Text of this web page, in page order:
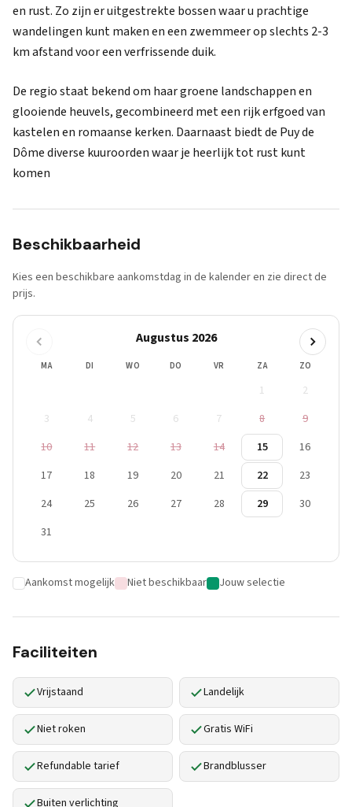
en rust. Zo zijn er uitgestrekte bossen waar u prachtige
wandelingen kunt maken en een zwemmeer op slechts 2-3
km afstand voor een verfrissende duik.
De regio staat bekend om haar groene landschappen en
glooiende heuvels, gecombineerd met een rijk erfgoed van
kastelen en romaanse kerken. Daarnaast biedt de Puy de
Dôme diverse kuuroorden waar je heerlijk tot rust kunt
komen
Beschikbaarheid
Kies een beschikbare aankomstdag in de kalender en zie direct de
prijs.
Augustus 2026
MA DI WO DO VR ZA ZO
1
2
3
4 5 6 7 8
9
10
11 12 13 14 15
16
17
18 19 20 21 22
23
24
25 26 27 28 29
30
31
Aankomst mogelijk Niet beschikbaar Jouw selectie
Faciliteiten
Vrijstaand Landelijk
Niet roken Gratis WiFi
Refundable tarief Brandblusser
Buiten verlichting